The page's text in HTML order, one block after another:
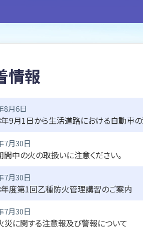
情報
8月6日
9月1日から生活道路における自動車
7月30日
間中の火の取扱いに注意ください。
7月30日
度第1回乙種防火管理講習のご案内
7月30日
災に関する注意報及び警報について